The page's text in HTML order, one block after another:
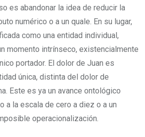
abandonar la idea de reducir la
numérico o a un quale. En su lugar,
como una entidad individual,
momento intrínseco, existencialmente
portador. El dolor de Juan es
única, distinta del dolor de
Este es ya un avance ontológico
a la escala de cero a diez o a un
operacionalización.